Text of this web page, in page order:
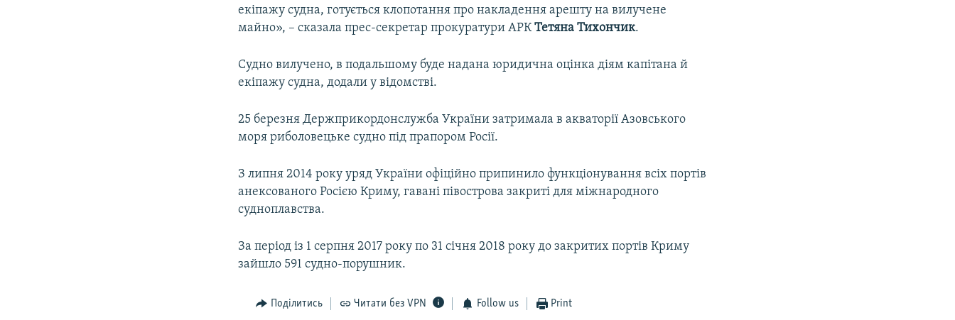
екіпажу судна, готується клопотання про накладення арешту на вилучене
майно», – сказала прес-секретар прокуратури АРКТетяна Тихончик.
Судно вилучено, в подальшому буде надана юридична оцінка діям капітана й
екіпажу судна, додали у відомстві.
25 березня Держприкордонслужба України затримала в акваторії Азовського
моря риболовецьке судно під прапором Росії.
З липня 2014 року уряд України офіційно припинило функціонування всіх портів
анексованого Росією Криму, гавані півострова закриті для міжнародного
судноплавства.
За період із 1 серпня 2017 року по 31 січня 2018 року до закритих портів Криму
зайшло 591 судно-порушник.
Поділитись Читати без VPN Follow us Print